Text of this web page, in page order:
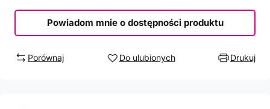
Powiadom mnie o dostępności produktu
Porównaj Do ulubionych Drukuj